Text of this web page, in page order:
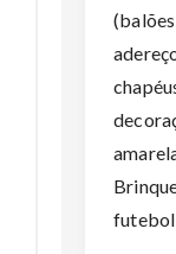
futebol